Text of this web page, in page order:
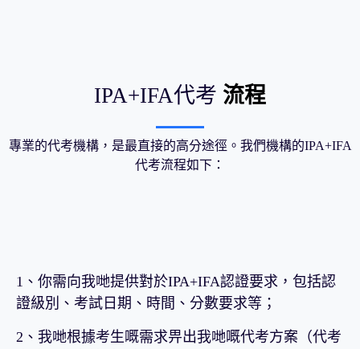
IPA+IFA代考 流程
專業的代考機構，是最直接的高分途徑。我們機構的IPA+IFA
代考流程如下：
1、你需向我哋提供對於IPA+IFA認證要求，包括認
證級別、考試日期、時間、分數要求等；
2、我哋根據考生嘅需求畀出我哋嘅代考方案（代考